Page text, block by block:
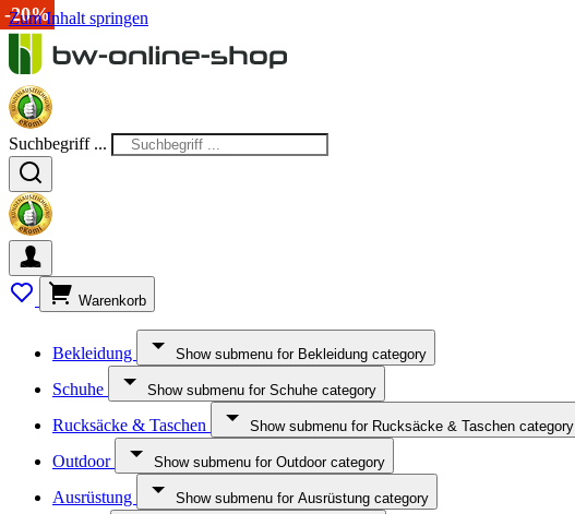
Zum Inhalt springen
Suchbegriff ...
Warenkorb
Bekleidung Show submenu for Bekleidung category
Schuhe Show submenu for Schuhe category
Rucksäcke & Taschen Show submenu for Rucksäcke & Taschen category
Outdoor Show submenu for Outdoor category
Ausrüstung Show submenu for Ausrüstung category
-20%
-33%
-30%
-33%
-20%